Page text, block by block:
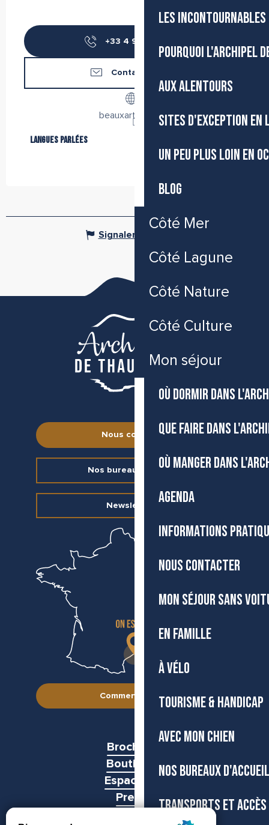
LES
POURQUOI L'ARCHIPEL
AUX ALENTOURS
SITES D'EXCEPTION EN
UN PEU PLUS LOIN EN
BLOG
Côté Mer
Côté Lagune
Côté Nature
Côté Culture
Mon séjour
OÙ DORMIR DANS
QUE FAIRE DANS
OÙ MANGER DANS
AGENDA
INFORMATIONS
NOUS CONTACTER
MON SÉJOUR SANS
EN FAMILLE
À VÉLO
TOURISME & HANDICAP
AVEC MON CHIEN
NOS BUREAUX D'ACCUEIL
TRANSPORTS ET ACCÈS
+33 4 99 04 76
Contactez-nous
beauxarts.sete.fr
Langues parlées
Langues parlées
Signaler une erreur
Nous contacter
Nos bureaux d’accueil
Newsletter
Comment venir ?
Brochures
Boutiques
Espace pro
Presse